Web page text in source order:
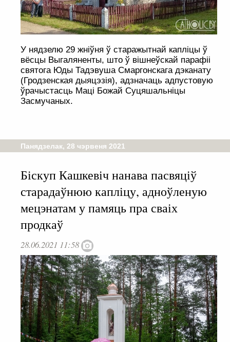
У нядзелю 29 жніўня ў старажытнай капліцы ў
вёсцы Выгаляненты, што ў вішнеўскай парафіі
святога Юды Тадэвуша Смаргонскага дэканату
(Гродзенская дыяцэзія), адзначаць адпустовую
ўрачыстасць Маці Божай Суцяшальніцы
Засмучаных.
Панядзелак, 28 чэрвеня 2021
Біскуп Кашкевіч нанава пасвяціў
старадаўнюю капліцу, адноўленую
мецэнатам у памяць пра сваіх
продкаў
28.06.2021 11:58